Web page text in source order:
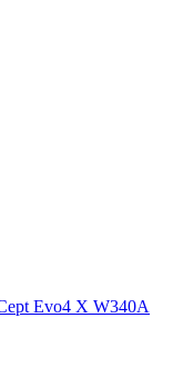
Evo4 X W340A